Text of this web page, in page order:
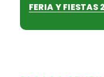
FERIA Y